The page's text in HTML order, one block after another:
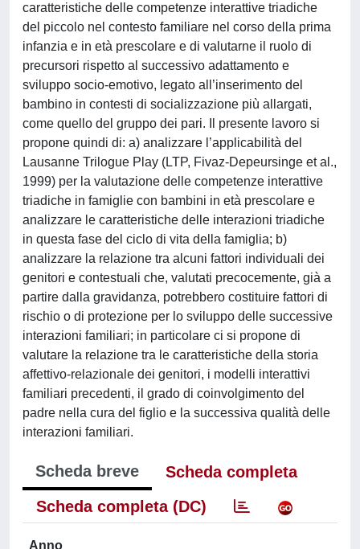
caratteristiche delle competenze interattive triadiche
del piccolo nel contesto familiare nel corso della prima
infanzia e in età prescolare e di valutarne il ruolo di
precursori rispetto al successivo adattamento e
sviluppo socio-emotivo, legato all’inserimento del
bambino in contesti di socializzazione più allargati,
come quello del gruppo dei pari. Il presente lavoro si
propone quindi di: a) analizzare l’applicabilità del
Lausanne Trilogue Play (LTP, Fivaz-Depeursinge et al.,
1999) per la valutazione delle competenze interattive
triadiche in famiglie con bambini in età prescolare e
analizzare le caratteristiche delle interazioni triadiche
in questa fase del ciclo di vita della famiglia; b)
analizzare la relazione tra alcuni fattori individuali dei
genitori e contestuali che, valutati precocemente, già a
partire dalla gravidanza, potrebbero costituire fattori di
rischio o di protezione per lo sviluppo delle successive
interazioni familiari; in particolare ci si propone di
valutare la relazione tra le caratteristiche della storia
affettivo-relazionale dei genitori, i modelli interattivi
familiari precedenti, il grado di coinvolgimento del
padre nella cura del figlio e la successiva qualità delle
interazioni familiari.
Scheda breve
Scheda completa
Scheda completa (DC)
Anno